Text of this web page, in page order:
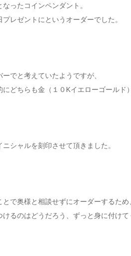
ったコインペンダント。
レゼントにというオーダーでした。
でと考えていたようですが、
どちらも金（１０Kイエローゴールド
シャルを刻印させて頂きました。
で奥様と相談せずにオーダーするた
るのはどうだろう、ずっと身に付け